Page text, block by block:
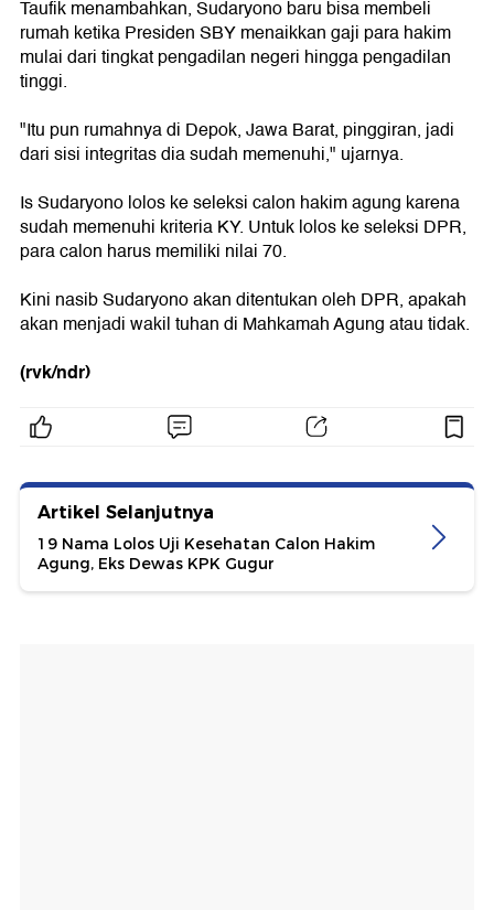
Taufik menambahkan, Sudaryono baru bisa membeli
rumah ketika Presiden SBY menaikkan gaji para hakim
mulai dari tingkat pengadilan negeri hingga pengadilan
tinggi.
"Itu pun rumahnya di Depok, Jawa Barat, pinggiran, jadi
dari sisi integritas dia sudah memenuhi," ujarnya.
Is Sudaryono lolos ke seleksi calon hakim agung karena
sudah memenuhi kriteria KY. Untuk lolos ke seleksi DPR,
para calon harus memiliki nilai 70.
Kini nasib Sudaryono akan ditentukan oleh DPR, apakah
akan menjadi wakil tuhan di Mahkamah Agung atau tidak.
(rvk/ndr)
Artikel Selanjutnya
19 Nama Lolos Uji Kesehatan Calon Hakim
Agung, Eks Dewas KPK Gugur